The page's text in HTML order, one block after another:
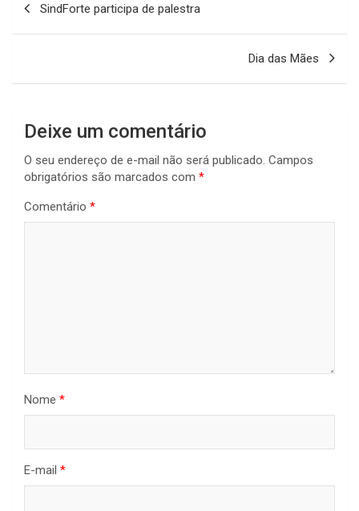
SindForte participa de palestra
Dia das Mães
Deixe um comentário
O seu endereço de e-mail não será publicado. Campos
obrigatórios são marcados com *
Comentário *
Nome *
E-mail *